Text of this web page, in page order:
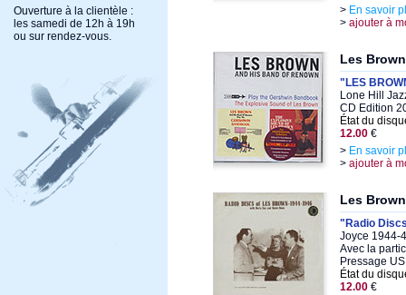
Ouverture à la clientèle :
les samedi de 12h à 19h
ou sur rendez-vous.
> En savoir
> ajouter à
Les Brown
"LES
Lone Hill
CD Edition
État du
12.00 €
> En savoir
> ajouter à
Les Brown
"Radio
Joyce 1944-
Avec la
Pressage US
État du
12.00 €